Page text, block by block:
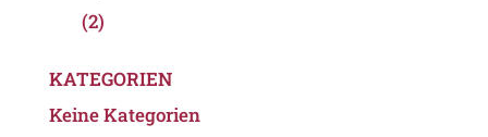
(2)
KATEGORIEN
Keine Kategorien